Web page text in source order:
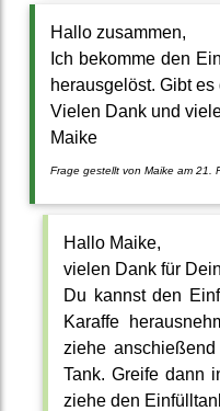
Hallo zusammen,
Ich bekomme den
herausgelöst. Gibt
Vielen Dank und
Maike
Frage gestellt von Maike am 21.
Hallo Maike,
vielen Dank für
Du kannst den
Karaffe
ziehe
Tank. Greife dann
ziehe den